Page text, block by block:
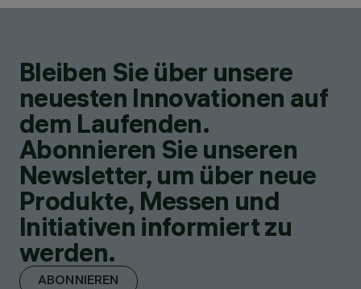
Bleiben Sie über unsere
neuesten Innovationen auf
dem Laufenden.
Abonnieren Sie unseren
Newsletter, um über neue
Produkte, Messen und
Initiativen informiert zu
werden.
ABONNIEREN